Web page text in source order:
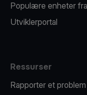
Populære enheter
Utviklerportal
Ressurser
Rapporter et problem